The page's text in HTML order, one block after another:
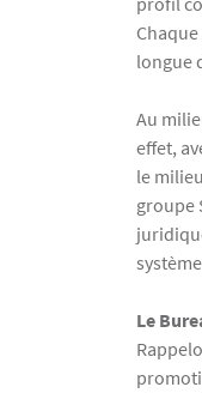
longue
Au
effet,
le
groupe
Le